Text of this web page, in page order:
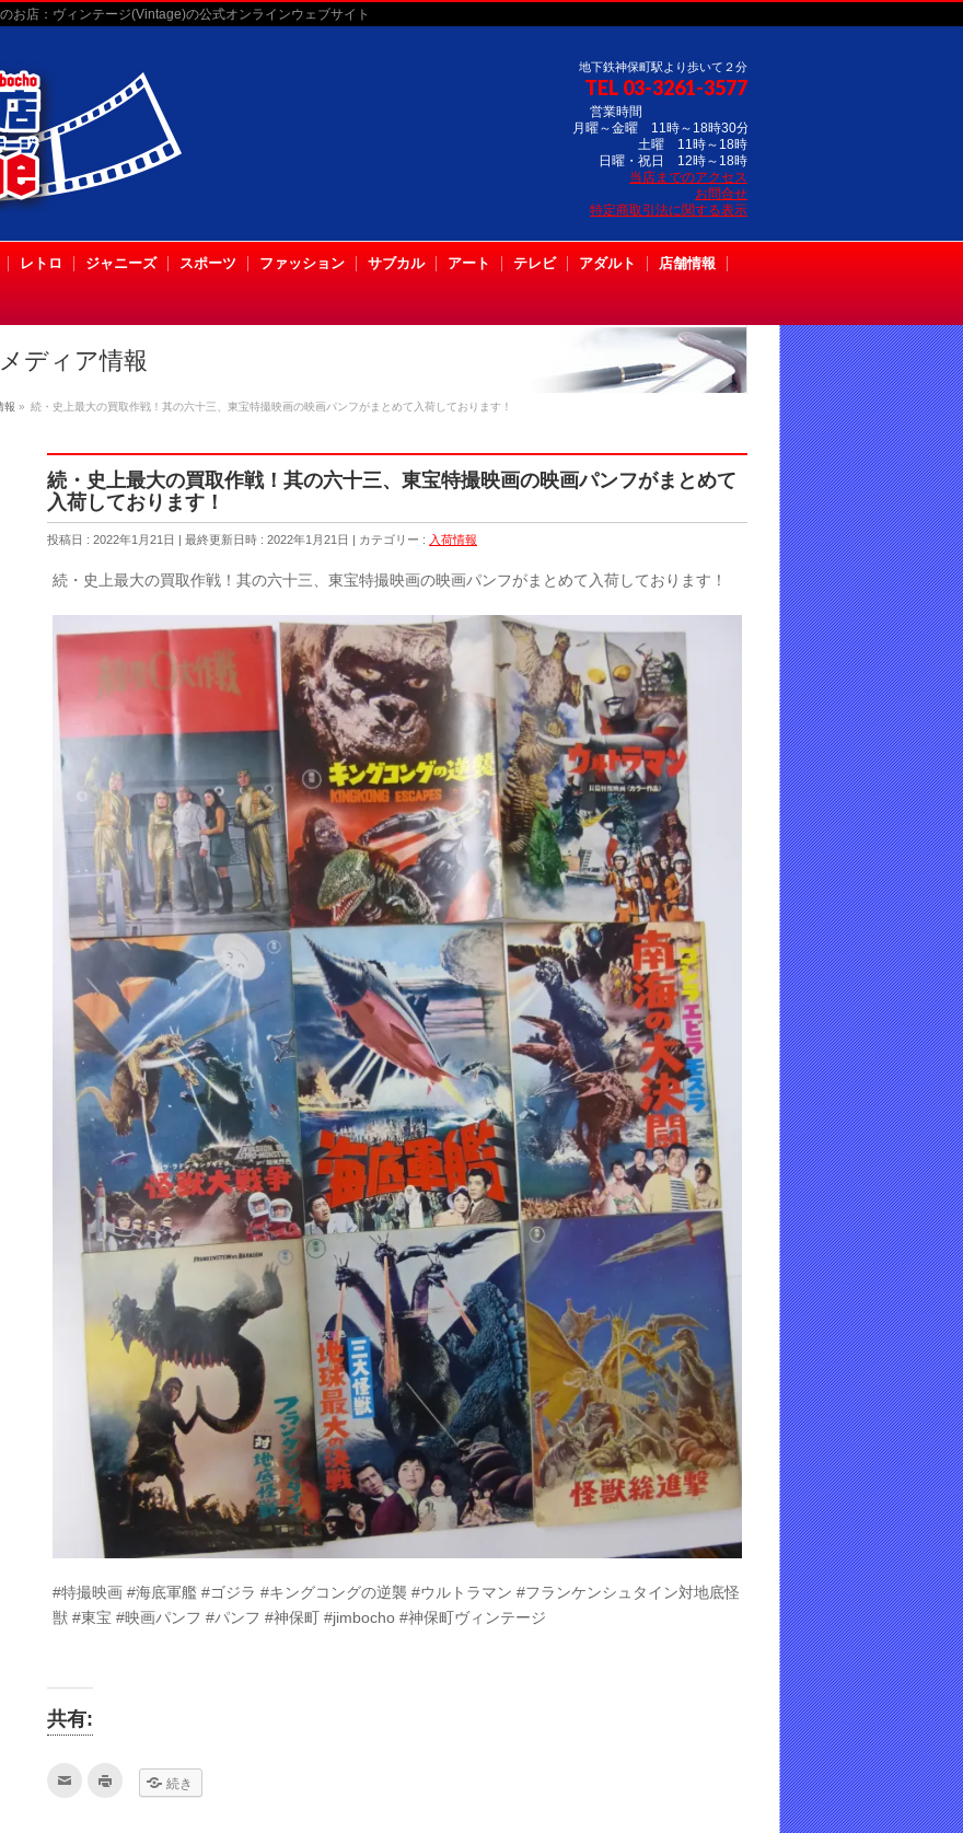
お店：ヴィンテージ(Vintage)の公式オンラインウェブサイト
地下鉄神保町駅より歩いて２分
TEL 03-3261-3577
営業時間
月曜～金曜 11時～18時30分
土曜 11時～18時
日曜・祝日 12時～18時
当店までのアクセス
お問合せ
特定商取引法に関する表示
レトロ ジャニーズ スポーツ ファッション サブカル アート テレビ アダルト 店舗情報
ディア情報
報 » 続・史上最大の買取作戦！其の六十三、東宝特撮映画の映画パンフがまとめて入荷しております！
続・史上最大の買取作戦！其の六十三、東宝特撮映画の映画パンフがまとめて
入荷しております！
投稿日 : 2022年1月21日 最終更新日時 : 2022年1月21日 カテゴリー : 入荷情報
続・史上最大の買取作戦！其の六十三、東宝特撮映画の映画パンフがまとめて入荷しております！
#特撮映画 #海底軍艦 #ゴジラ #キングコングの逆襲 #ウルトラマン #フランケンシュタイン対地底怪
獣 #東宝 #映画パンフ #パンフ #神保町 #jimbocho #神保町ヴィンテージ
共有:
続き